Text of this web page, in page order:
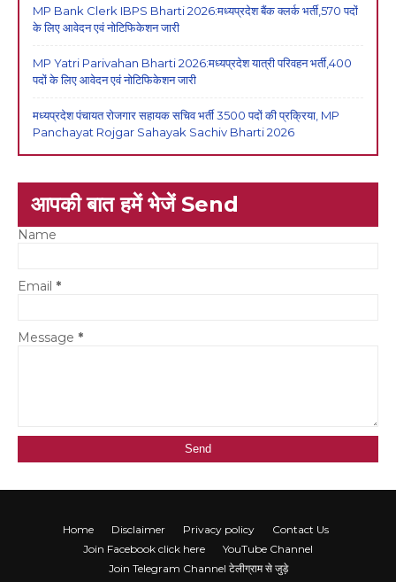
MP Bank Clerk IBPS Bharti 2026:मध्यप्रदेश बैंक क्लर्क भर्ती,570 पदों
के लिए आवेदन एवं नोटिफिकेशन जारी
MP Yatri Parivahan Bharti 2026:मध्यप्रदेश यात्री परिवहन भर्ती,400
पदों के लिए आवेदन एवं नोटिफिकेशन जारी
मध्यप्रदेश पंचायत रोजगार सहायक सचिव भर्ती 3500 पदों की प्रक्रिया, MP
Panchayat Rojgar Sahayak Sachiv Bharti 2026
आपकी बात हमें भेजें Send
Name
Email *
Message *
Home Disclaimer Privacy policy
Contact Us
Join Facebook click here
YouTube Channel
Join Telegram Channel टेलीग्राम से जुड़े